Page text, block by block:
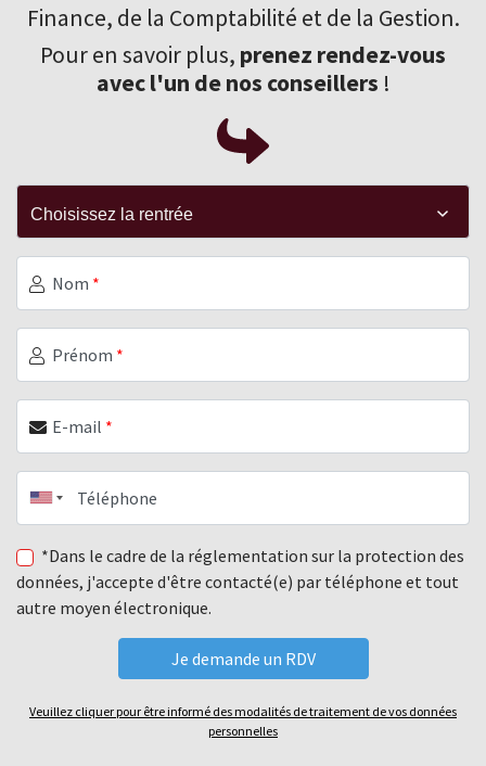
Finance, de la Comptabilité et de la Gestion.
Pour en savoir plus, prenez rendez-vous
avec l'un de nos conseillers !
Nom *
Prénom *
E-mail *
Téléphone
*Dans le cadre de la réglementation sur la protection des
données, j'accepte d'être contacté(e) par téléphone et tout
autre moyen électronique.
Veuillez cliquer pour être informé des modalités de traitement de vos données
personnelles